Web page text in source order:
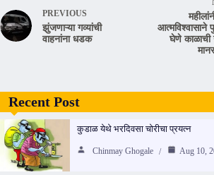
PREVIOUS
झुंजणाऱ्या गव्यांची
वाहनांना धडक
आत्मविश्वासाने
घेणे
Recent Post
कुडाळ येथे भरदिवसा चोरीचा प्रयत्न
Chinmay Ghogale Aug 10,